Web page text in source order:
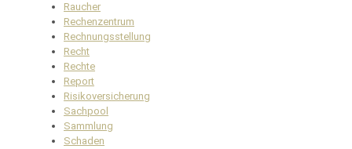
Raucher
Rechenzentrum
Rechnungsstellung
Recht
Rechte
Report
Risikoversicherung
Sachpool
Sammlung
Schaden